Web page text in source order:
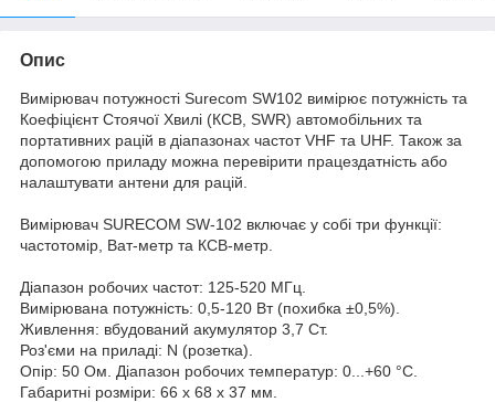
Опис
Вимірювач потужності Surecom SW102 вимірює потужність та
Коефіцієнт Стоячої Хвилі (КСВ, SWR) автомобільних та
портативних рацій в діапазонах частот VHF та UHF. Також за
допомогою приладу можна перевірити працездатність або
налаштувати антени для рацій.
Вимірювач SURECOM SW-102 включає у собі три функції:
частотомір, Ват-метр та КСВ-метр.
Діапазон робочих частот: 125-520 МГц.
Вимірювана потужність: 0,5-120 Вт (похибка ±0,5%).
Живлення: вбудований акумулятор 3,7 Ст.
Роз'єми на приладі: N (розетка).
Опір: 50 Ом. Діапазон робочих температур: 0...+60 °C.
Габаритні розміри: 66 х 68 х 37 мм.